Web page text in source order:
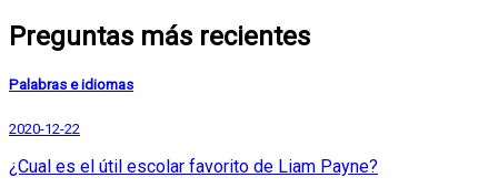
Preguntas más recientes
Palabras e idiomas
2020-12-22
¿Cual es el útil escolar favorito de Liam Payne?